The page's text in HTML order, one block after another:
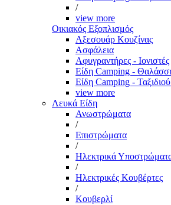
/
view more
Οικιακός Εξοπλισμός
Αξεσουάρ Κουζίνας
Ασφάλεια
Αφυγραντήρες - Ιονιστές
Είδη Camping -
Είδη Camping -
view more
Λευκά Είδη
Ανωστρώματα
/
Επιστρώματα
/
Ηλεκτρικά
/
Ηλεκτρικές Κουβέρτες
/
Κουβερλί